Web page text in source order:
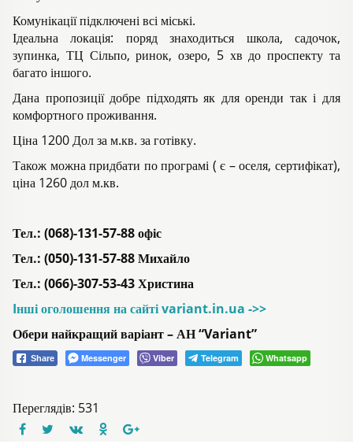
Комунікації підключені всі міські.
Ідеальна локація: поряд знаходиться школа, садочок,
зупинка, ТЦ Сільпо, ринок, озеро, 5 хв до проспекту та
багато іншого.
Дана пропозиції добре підходять як для оренди так і для
комфортного проживання.
Ціна 1200 Дол за м.кв. за готівку.
Також можна придбати по програмі ( є – оселя, сертифікат),
ціна 1260 дол м.кв.
Тел.: (068)-131-57-88 офіс
Тел.: (050)-131-57-88 Михайло
Тел.: (066)-307-53-43 Христина
Iнші оголошення на сайті variant.in.ua ->>
Обери найкращий варіант – АН “Variant”
Share Messenger Viber Telegram Whatsapp
Переглядів: 531